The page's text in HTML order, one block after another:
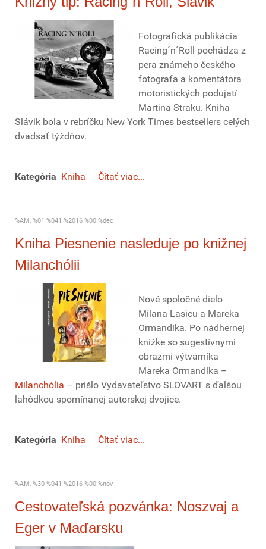
Fotografická publikácia
Racing´n´Roll pochádza z
pera známeho českého
fotografa a komentátora
motoristických podujatí
Martina Straku. Kniha
Slávik bola v rebríčku New York Times bestsellers celých
dvadsať týždňov.
Kategória Kniha Čítať viac...
%AM, %01 %041 %2016 %00:%dec
Kniha Piesnenie nasleduje po knižnej
Milanchólii
Nové spoločné dielo
Milana Lasicu a Mareka
Ormandíka. Po nádhernej
knižke so sugestívnymi
obrazmi výtvarníka
Mareka Ormandíka –
Milanchólia – prišlo Vydavateľstvo SLOVART s ďalšou
lahôdkou spomínanej autorskej dvojice.
Kategória Kniha Čítať viac...
%AM, %30 %041 %2016 %00:%nov
Cestovateľská pozvánka: Noszvaj a
Eger v Maďarsku